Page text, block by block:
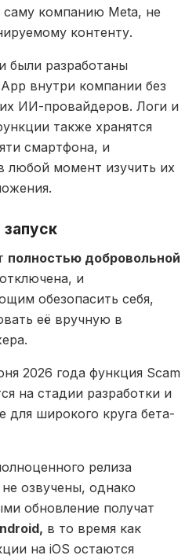
саму компанию Meta, не
контенту.
были разработаны
внутри компании без
ИИ-провайдеров. Логи и
также хранятся
смартфона, и
любой момент изучить их
полностью добровольной
и
обезопасить себя,
её вручную в
2026 года функция Scam
на стадии разработки и
для широкого круга бета-
релиза
озвучены, однако
обновление получат
в то время как
на iOS остаются